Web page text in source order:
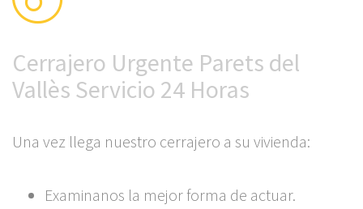
Cerrajero Urgente Parets del
Vallès Servicio 24 Horas
Una vez llega nuestro cerrajero a su vivienda:
Examinanos la mejor forma de actuar.